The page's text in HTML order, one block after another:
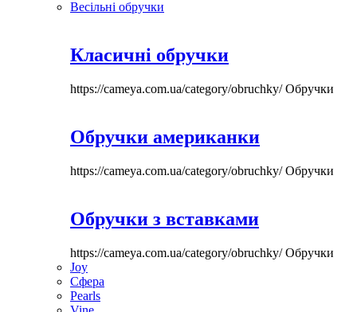
Весільні обручки
Класичні обручки
https://cameya.com.ua/category/obruchky/Обручки
Обручки американки
https://cameya.com.ua/category/obruchky/Обручки
Обручки з вставками
https://cameya.com.ua/category/obruchky/Обручки
Joy
Сфера
Pearls